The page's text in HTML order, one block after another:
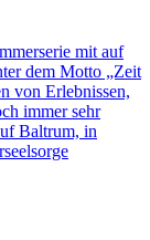
mit auf
dem Motto „Zeit
von Erlebnissen,
immer sehr
Baltrum, in